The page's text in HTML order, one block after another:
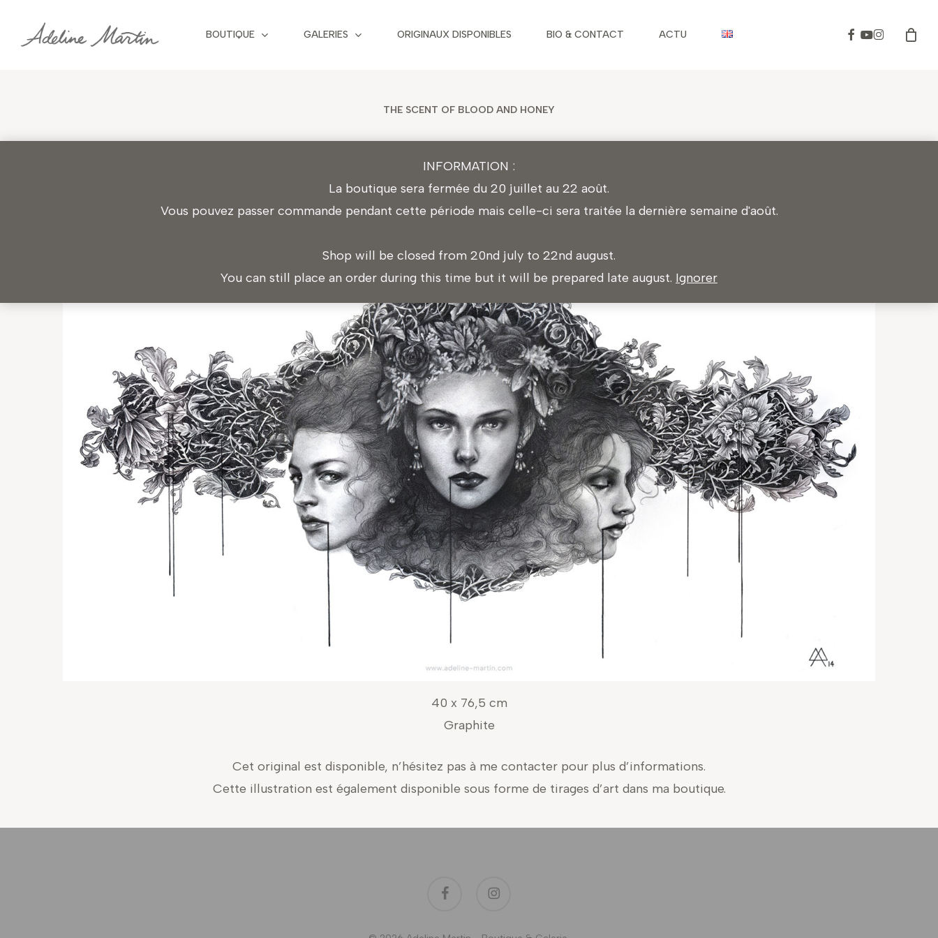
INFORMATION :
La boutique sera fermée du 20 juillet au 22 août.
Vous pouvez passer commande pendant cette période mais celle-ci sera traitée la dernière semaine d'août.
Shop will be closed from 20nd july to 22nd august.
You can still place an order during this time but it will be prepared late august. Ignorer
BOUTIQUE GALERIES ORIGINAUX DISPONIBLES BIO & CONTACT ACTU Facebook
Youtube
Instagram
THE SCENT OF BLOOD AND HONEY
L’Odeur du Sang et du Miel
40 x 76,5 cm
Graphite
Cet original est disponible, n’hésitez pas à me contacter pour plus d’informations.
Cette illustration est également disponible sous forme de tirages d’art dans ma boutique.